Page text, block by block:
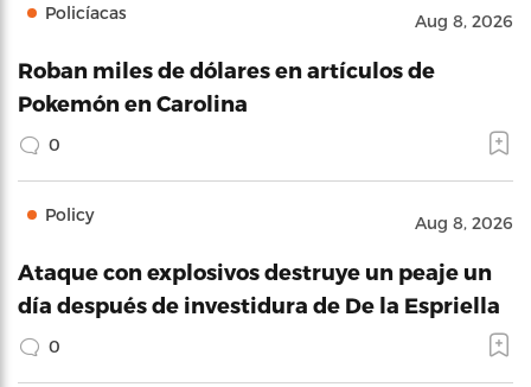
Policíacas Aug 8, 2026
Roban miles de dólares en artículos de
Pokemón en Carolina
0
Policy Aug 8, 2026
Ataque con explosivos destruye un peaje un
día después de investidura de De la Espriella
0